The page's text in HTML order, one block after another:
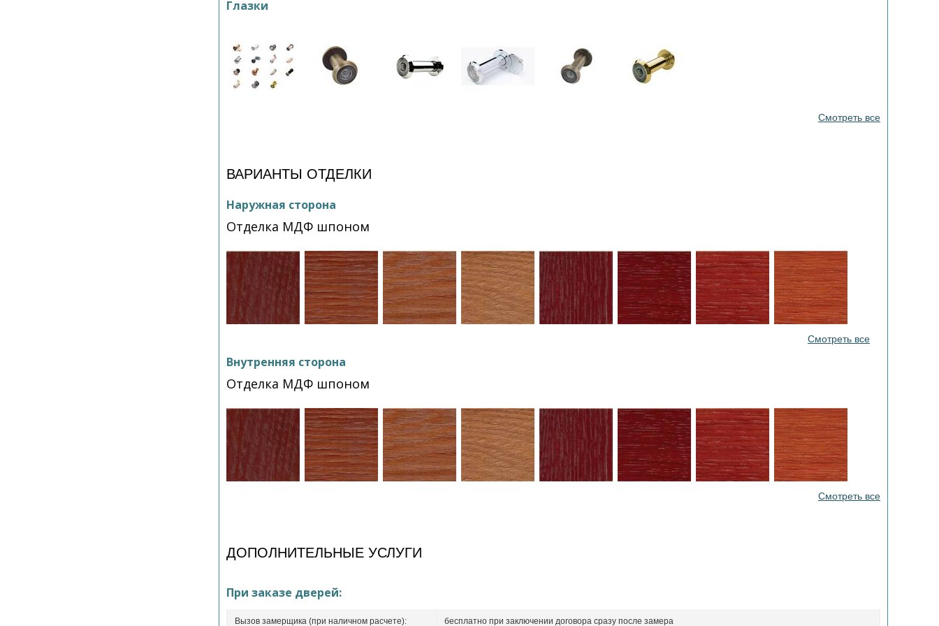
Глазки
Смотреть все
ВАРИАНТЫ ОТДЕЛКИ
Наружная сторона
Отделка МДФ шпоном
Смотреть все
Внутренняя сторона
Отделка МДФ шпоном
Смотреть все
ДОПОЛНИТЕЛЬНЫЕ УСЛУГИ
При заказе дверей:
Вызов замерщика (при наличном расчете): бесплатно при заключении договора сразу после замера